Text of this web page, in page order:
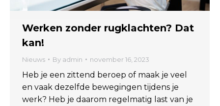
Werken zonder rugklachten? Dat
kan!
Nieuws By admin november 16, 2023
Heb je een zittend beroep of maak je veel
en vaak dezelfde bewegingen tijdens je
werk? Heb je daarom regelmatig last van je